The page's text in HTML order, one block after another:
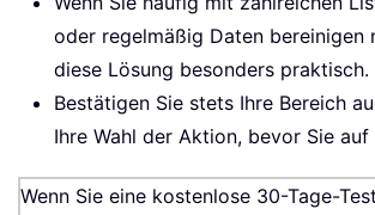
oder regelmäßig Daten bereinigen
diese Lösung besonders praktisch.
Bestätigen Sie stets Ihre Bereich
Ihre Wahl der Aktion, bevor Sie auf
Wenn Sie eine kostenlose 30-Tage-